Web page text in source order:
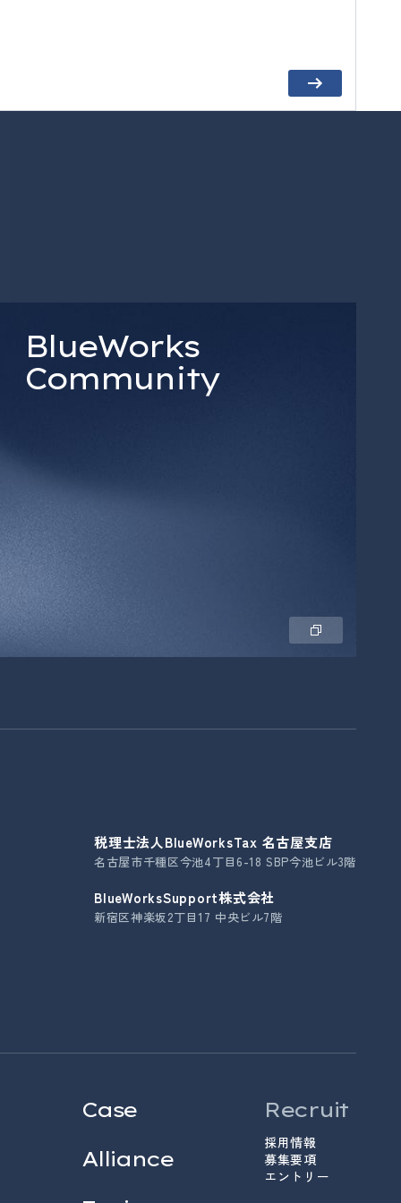
BlueWorks
Community
税理士法人BlueWorksTax 名古屋支店
名古屋市千種区今池4丁目6-18 SBP今池ビル3階
BlueWorksSupport株式会社
新宿区神楽坂2丁目17 中央ビル7階
Case
Alliance
Recruit
採用情報
募集要項
エントリー